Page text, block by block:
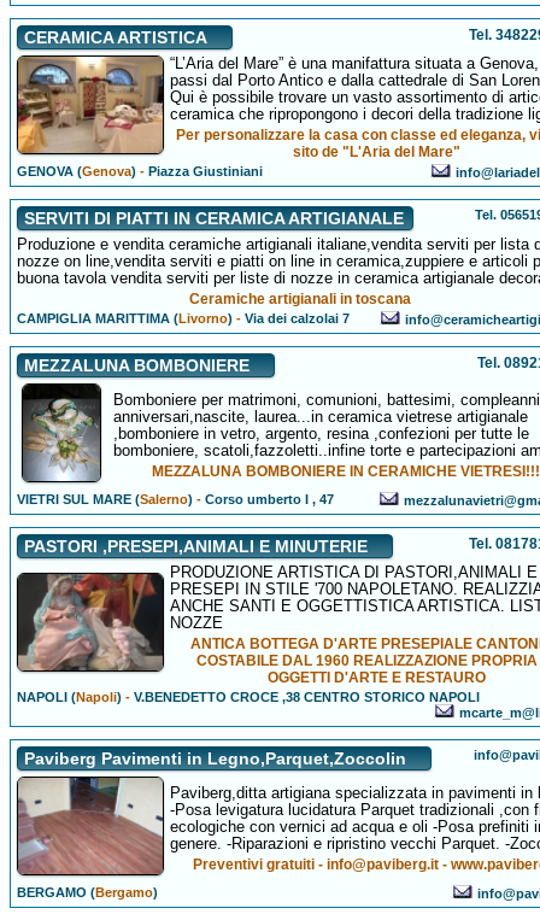
CERAMICA ARTISTICA Tel.
“L’Aria del Mare” è una manifattura situata a
passi dal Porto Antico e dalla cattedrale di San
Qui è possibile trovare un vasto assortimento di
ceramica che ripropongono i decori della tradizione
Per personalizzare la casa con classe ed eleganza,
sito de "L'Aria del Mare"
GENOVA (Genova) -Piazza Giustiniani
SERVITI DI PIATTI IN CERAMICA ARTIGIANALE Tel.
Produzione e vendita ceramiche artigianali italiane,vendita serviti per lista
nozze on line,vendita serviti e piatti on line in ceramica,zuppiere e articoli
buona tavola vendita serviti per liste di nozze in ceramica artigianale
Ceramiche artigianali in toscana
CAMPIGLIA MARITTIMA (Livorno) -Via dei calzolai 7
MEZZALUNA BOMBONIERE Tel.
Bomboniere per matrimoni, comunioni, battesimi,
anniversari,nascite, laurea...in ceramica vietrese artigianale
,bomboniere in vetro, argento, resina ,confezioni per tutte le
bomboniere, scatoli,fazzoletti..infine torte e partecipazioni
MEZZALUNA BOMBONIERE IN CERAMICHE
VIETRI SUL MARE (Salerno) -Corso umberto I , 47
PASTORI ,PRESEPI,ANIMALI E MINUTERIE Tel.
PRODUZIONE ARTISTICA DI PASTORI,ANIMALI E
PRESEPI IN STILE '700 NAPOLETANO.
ANCHE SANTI E OGGETTISTICA ARTISTICA.
NOZZE
ANTICA BOTTEGA D'ARTE PRESEPIALE
COSTABILE DAL 1960 REALIZZAZIONE PROPRIA
OGGETTI D'ARTE E RESTAURO
NAPOLI (Napoli) -V.BENEDETTO CROCE ,38 CENTRO STORICO NAPOLI
Paviberg Pavimenti in Legno,Parquet,Zoccolin
Paviberg,ditta artigiana specializzata in pavimenti in
-Posa levigatura lucidatura Parquet tradizionali ,con
ecologiche con vernici ad acqua e oli -Posa prefiniti
genere. -Riparazioni e ripristino vecchi Parquet. -
Preventivi gratuiti - info@paviberg.it -
BERGAMO (Bergamo)